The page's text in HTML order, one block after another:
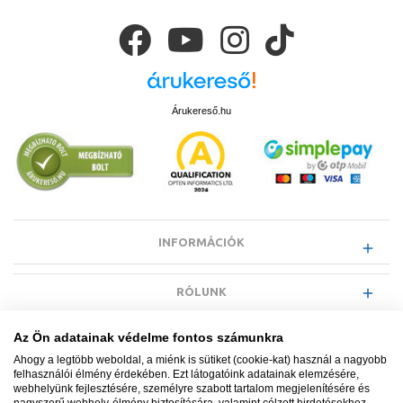
Árukereső.hu
INFORMÁCIÓK
RÓLUNK
EGYÉB INFORMÁCIÓK
VÁSÁRLÓI INFORMÁCIÓK
Az Ön adatainak védelme fontos számunkra
Ahogy a legtöbb weboldal, a miénk is sütiket (cookie-kat) használ a nagyobb
felhasználói élmény érdekében. Ezt látogatóink adatainak elemzésére,
webhelyünk fejlesztésére, személyre szabott tartalom megjelenítésére és